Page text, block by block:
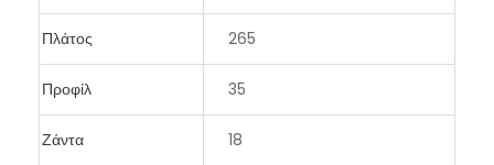
Πλάτος 265
Προφίλ 35
Ζάντα 18